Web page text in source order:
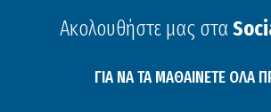
Ακολουθήστε μας στα
ΓΙΑ ΝΑ ΤΑ ΜΑΘΑΙΝΕΤΕ ΟΛΑ